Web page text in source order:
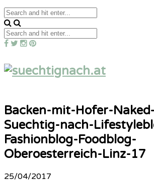
Backen-mit-Hofer-
Suechtig-nach-
Fashionblog-Foodblog-
Oberoesterreich-Linz-17
25/04/2017